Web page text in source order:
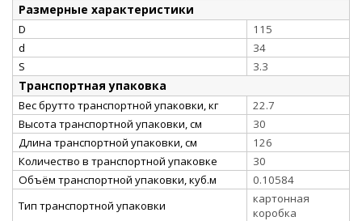
Размерные характеристики
D
115
d
34
S
3.3
Транспортная упаковка
Вес брутто транспортной упаковки, кг
22.7
Высота транспортной упаковки, см
30
Длина транспортной упаковки, см
126
Количество в транспортной упаковке
30
Объём транспортной упаковки, куб.м
0.10584
Тип транспортной упаковки
картонная
коробка